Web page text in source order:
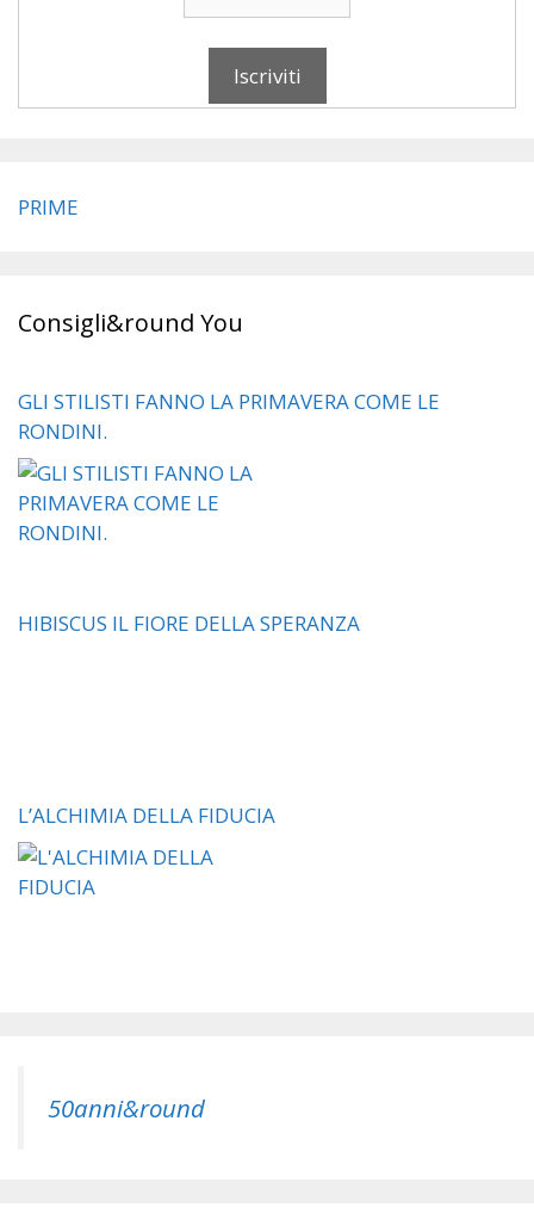
PRIME
Consigli&round You
GLI STILISTI FANNO LA PRIMAVERA COME LE
RONDINI.
HIBISCUS IL FIORE DELLA SPERANZA
L’ALCHIMIA DELLA FIDUCIA
50anni&round